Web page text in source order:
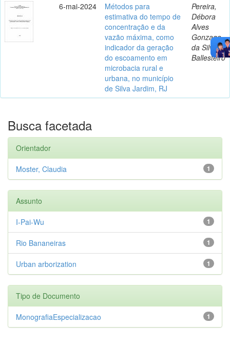
6-mai-2024
Métodos para
estimativa do tempo de
concentração e da
vazão máxima, como
indicador da geração
do escoamento em
microbacia rural e
urbana, no município
de Silva Jardim, RJ
Pereira,
Débora
Alves
Gonzaga
da Silva
Ballesteiro
Busca facetada
Orientador
1
Moster, Claudia
Assunto
1
I-Pai-Wu
1
Rio Bananeiras
1
Urban arborization
Tipo de Documento
1
MonografiaEspecializacao